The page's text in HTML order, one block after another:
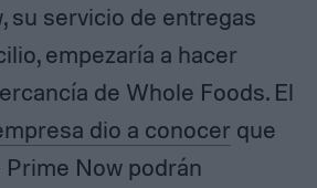
su servicio de entregas
empezaría a hacer
de Whole Foods. El
dio a conocer que
Now podrán